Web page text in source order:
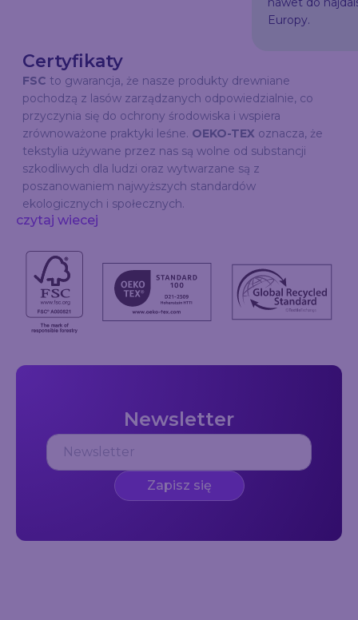
Europy.
Certyfikaty
FSC to gwarancja, że nasze produkty drewniane
pochodzą z lasów zarządzanych odpowiedzialnie, co
przyczynia się do ochrony środowiska i wspiera
zrównoważone praktyki leśne. OEKO-TEX oznacza, że
tekstylia używane przez nas są wolne od substancji
szkodliwych dla ludzi oraz wytwarzane są z
poszanowaniem najwyższych standardów
ekologicznych i społecznych.
czytaj wiecej
Newsletter
Zapisz się